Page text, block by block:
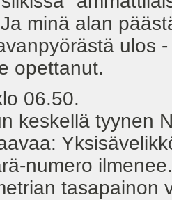
minä alan
ulos
opettanut.
klo 06.50.
keskellä tyynen
numero
tasapainon